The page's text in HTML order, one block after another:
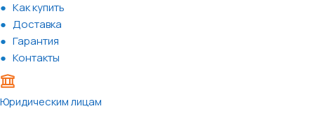
Как купить
Доставка
Гарантия
Контакты
Юридическим лицам